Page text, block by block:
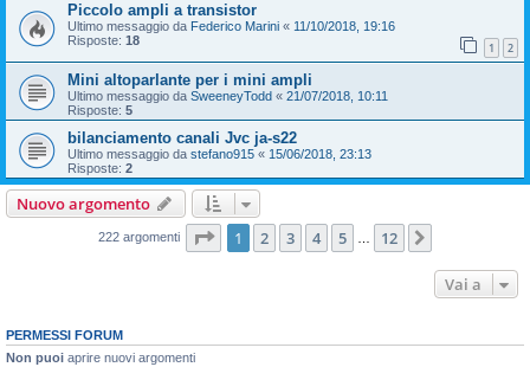
Piccolo ampli a transistor
Ultimo messaggio da Federico Marini « 11/10/2018, 19:16
Risposte: 18 1 2
Mini altoparlante per i mini ampli
Ultimo messaggio da SweeneyTodd « 21/07/2018, 10:11
Risposte: 5
bilanciamento canali Jvc ja-s22
Ultimo messaggio da stefano915 « 15/06/2018, 23:13
Risposte: 2
Nuovo argomento
222 argomenti Pagina di 12
1 2 3 4 5 12
Vai a
PERMESSI FORUM
Non puoi aprire nuovi argomenti